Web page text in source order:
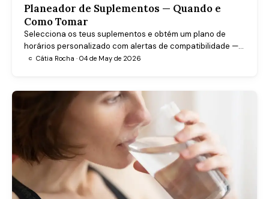
Planeador de Suplementos — Quando e
Como Tomar
Selecciona os teus suplementos e obtém um plano de
horários personalizado com alertas de compatibilidade —
para tirar o máximo proveito de cada suplemento.
C Cátia Rocha · 04 de May de 2026